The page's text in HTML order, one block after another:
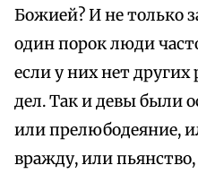
Божией? И не только
один порок люди
если у них нет
дел. Так и девы были
или прелюбодеяние,
вражду, или